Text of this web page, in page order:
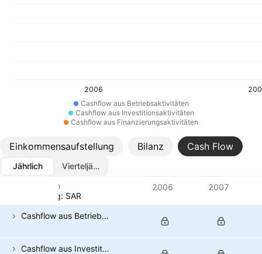
2006
Cashflow aus Betriebsaktivitäten
Cashflow aus Investitionsaktivitäten
Cashflow aus Finanzierungsaktivitäten
Einkommensaufstellung Bilanz Cash Flow
Jährlich
Vierteljährlich
Metriken
Währung: SAR
2006 2007
Cashflow aus Betriebsaktivitäten
Cashflow aus Investitionsaktivitäten